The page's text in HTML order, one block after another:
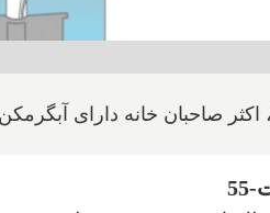
اکثر صاحبان خانه دارای